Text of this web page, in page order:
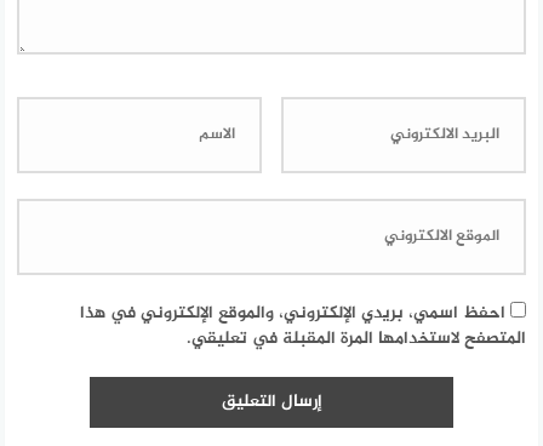
احفظ اسمي، بريدي الإلكتروني، والموقع الإلكتروني في هذا
المتصفح لاستخدامها المرة المقبلة في تعليقي.